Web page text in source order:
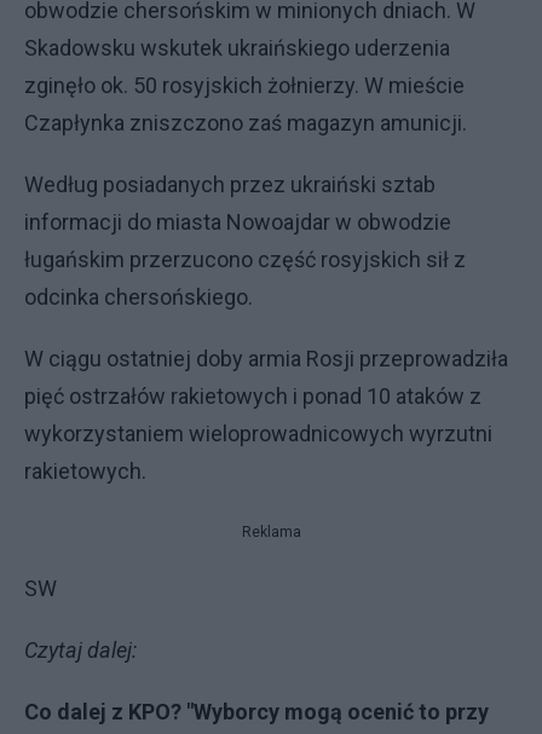
obwodzie chersońskim w minionych dniach. W
Skadowsku wskutek ukraińskiego uderzenia
zginęło ok. 50 rosyjskich żołnierzy. W mieście
Czapłynka zniszczono zaś magazyn amunicji.
Według posiadanych przez ukraiński sztab
informacji do miasta Nowoajdar w obwodzie
ługańskim przerzucono część rosyjskich sił z
odcinka chersońskiego.
W ciągu ostatniej doby armia Rosji przeprowadziła
pięć ostrzałów rakietowych i ponad 10 ataków z
wykorzystaniem wieloprowadnicowych wyrzutni
rakietowych.
Reklama
SW
Czytaj dalej:
Co dalej z KPO? "Wyborcy mogą ocenić to przy